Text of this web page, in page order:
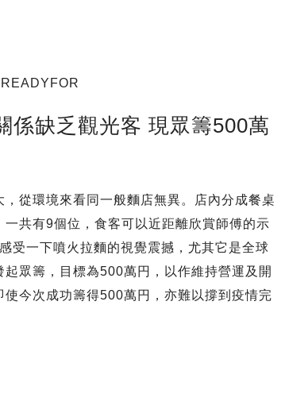
係缺乏觀光客 現眾籌500萬
從環境來看同一般麵店無異。店內分成餐桌
共有9個位，食客可以近距離欣賞師傅的示
受一下噴火拉麵的視覺震撼，尤其它是全球
眾籌，目標為500萬円，以作維持營運及開
今次成功籌得500萬円，亦難以撐到疫情完